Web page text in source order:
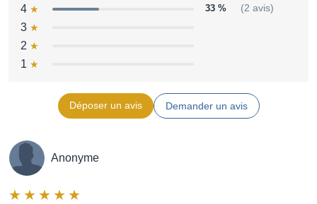
4 33 % (2 avis)
3
2
1
Déposer un avis Demander un avis
Anonyme